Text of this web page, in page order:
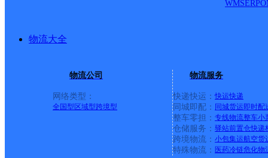
WMSERP
物流大全
物流公司
网络类型：
全国型 区域型跨境型
物流服务
快递快运： 快运快递
同城即配： 同城货运即时配
整车零担： 专线物流整车小
仓储服务： 驿站前置仓快递
跨境物流： 小包集运航空货
特殊物流： 医药冷链危化物